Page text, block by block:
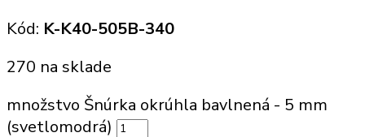
Kód: K-K40-505B-340
270 na sklade
množstvo Šnúrka okrúhla bavlnená - 5 mm
(svetlomodrá)